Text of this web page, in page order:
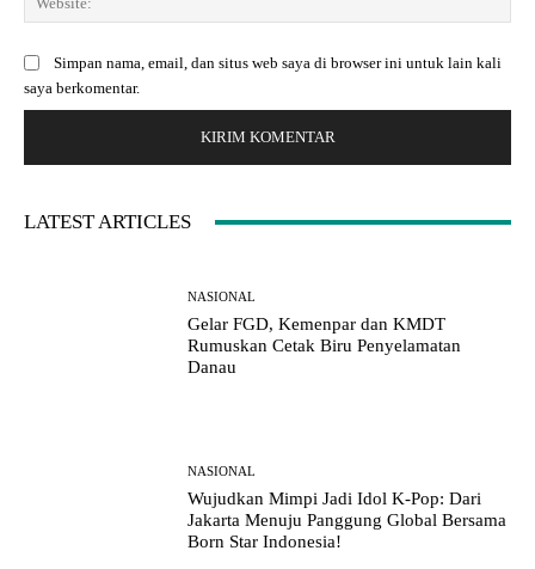
le
:
Simpan nama, email, dan situs web saya di browser ini untuk lain kali
saya berkomentar.
LATEST ARTICLES
NASIONAL
Gelar FGD, Kemenpar dan KMDT
Rumuskan Cetak Biru Penyelamatan
Danau
NASIONAL
Wujudkan Mimpi Jadi Idol K-Pop: Dari
Jakarta Menuju Panggung Global Bersama
Born Star Indonesia!